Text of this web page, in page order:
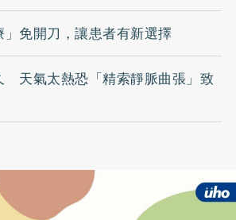
」免開刀，讓患者有新選擇
天氣太熱恐「精索靜脈曲張」致